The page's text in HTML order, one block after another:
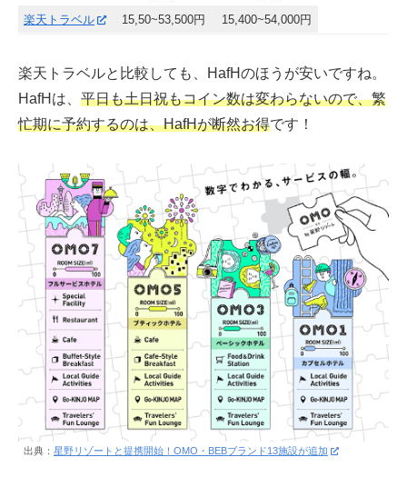
楽天トラベル
15,50~53,500円 15,400~54,000円
楽天トラベルと比較しても、HafHのほうが安いですね。
HafHは、 平日も土日祝もコイン数は変わらないので、繁
忙期に予約するのは、HafHが断然お得です！
出典： 星野リゾートと提携開始！OMO・BEBブランド13施設が追加